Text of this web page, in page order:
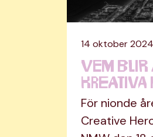
14 oktober 2024
Vem
För nionde
Creative